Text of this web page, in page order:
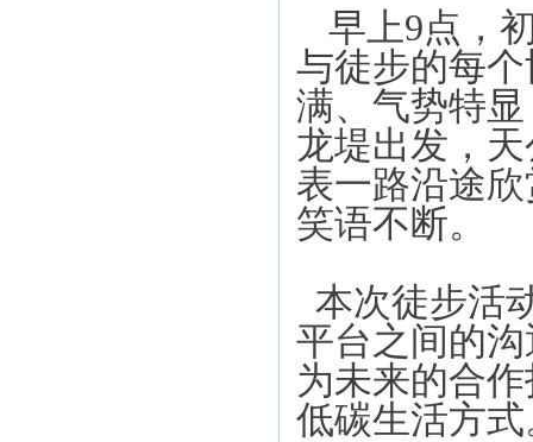
早上9点，
与徒步的每
满、气势特
龙堤出发，
表一路沿途
笑语不断。
本次徒步活
平台之间的
为未来的合
低碳生活方式